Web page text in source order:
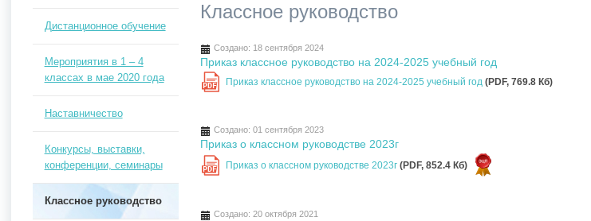
Классное руководство
Создано: 18 сентября 2024
Приказ классное руководство на 2024-2025 учебный год
PDF Приказ классное руководство на 2024-2025 учебный год (PDF, 769.8 Кб)
Создано: 01 сентября 2023
Приказ о классном руководстве 2023г
PDF Приказ о классном руководстве 2023г (PDF, 852.4 Кб)
Создано: 20 октября 2021
Дистанционное обучение
Мероприятия в 1 – 4
классах в мае 2020 года
Наставничество
Конкурсы, выставки,
конференции, семинары
Классное руководство